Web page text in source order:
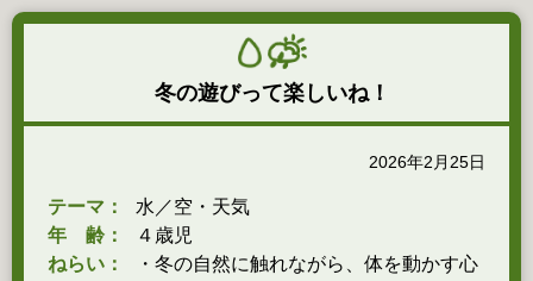
冬の遊びって楽しいね！
2026年2月25日
テーマ：
水／空・天気
年 齢：
４歳児
ねらい：
・冬の自然に触れながら、体を動かす心